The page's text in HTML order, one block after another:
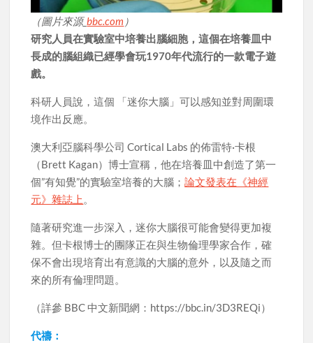
（圖片來源_bbc.com ）
研究人員在實驗室中培養出腦細胞，這個在培養皿中
長成的腦組織已經學會玩1970年代流行的一款電子遊
戲。
科研人員說，這個 「迷你大腦」可以感知並對周圍環
境作出反應。
澳大利亞腦科學公司 Cortical Labs 的佈雷特·卡根
（Brett Kagan）博士宣稱，他在培養皿中創造了第一
個”有知覺”的實驗室培養的大腦；論文發表在《神經
元》雜誌上 。
隨著研究進一步深入，迷你大腦很可能會變得更加複
雜。但卡根博士的團隊正在與生物倫理學家合作，確
保不會出現培育出有意識的大腦的意外，以及隨之而
來的所有倫理問題。
（詳參 BBC 中文新聞網：https://bbc.in/3D3REQi）
代禱：